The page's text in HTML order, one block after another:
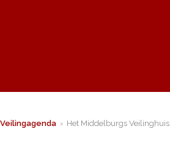
Veilingagenda › Het Middelburgs Veilinghuis